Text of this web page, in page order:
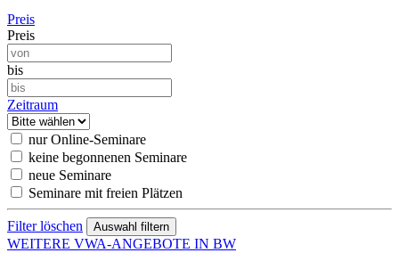
Preis
Preis
bis
Zeitraum
nur Online-Seminare
keine begonnenen Seminare
neue Seminare
Seminare mit freien Plätzen
Filter löschen
WEITERE VWA-ANGEBOTE IN BW